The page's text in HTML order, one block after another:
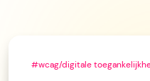
#wcag/digitale